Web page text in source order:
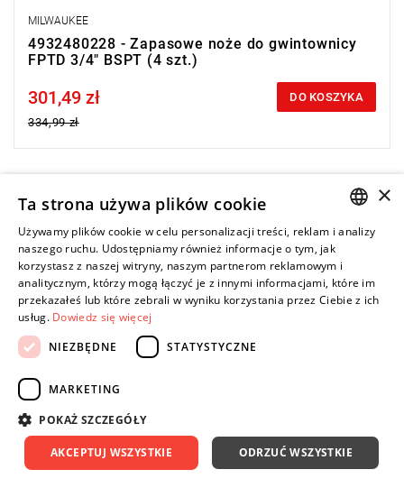
MILWAUKEE
4932480228 - Zapasowe noże do gwintownicy
FPTD 3/4" BSPT (4 szt.)
Price tax included
301,49 zł
334,99 zł
DO KOSZYKA
Noże zapasowe do gwintownicy charakteryzują się wysoką
pracę.
-10%
ENGLISH
×
Ta strona używa plików cookie
Używamy plików cookie w celu personalizacji treści, reklam i analizy
naszego ruchu. Udostępniamy również informacje o tym, jak
korzystasz z naszej witryny, naszym partnerom reklamowym i
analitycznym, którzy mogą łączyć je z innymi informacjami, które im
przekazałeś lub które zebrali w wyniku korzystania przez Ciebie z ich
usług. Dowiedz się więcej
NIEZBĘDNE
STATYSTYCZNE
MARKETING
POKAŻ SZCZEGÓŁY
AKCEPTUJ WSZYSTKIE ODRZUĆ WSZYSTKIE